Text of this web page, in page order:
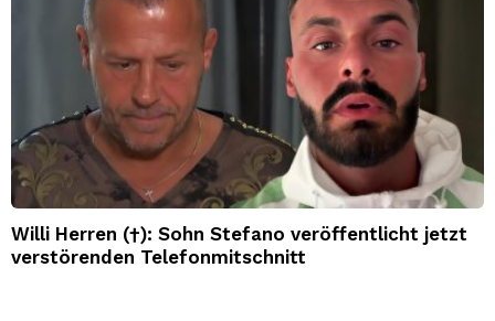
Willi Herren (†): Sohn Stefano veröffentlicht jetzt
verstörenden Telefonmitschnitt